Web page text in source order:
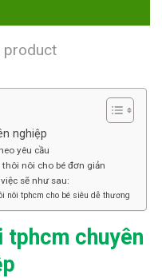
product
nghiệp
yêu cầu
nôi cho bé đơn giản
sẽ như sau:
nôi tphcm cho bé siêu dễ thương
chuyên